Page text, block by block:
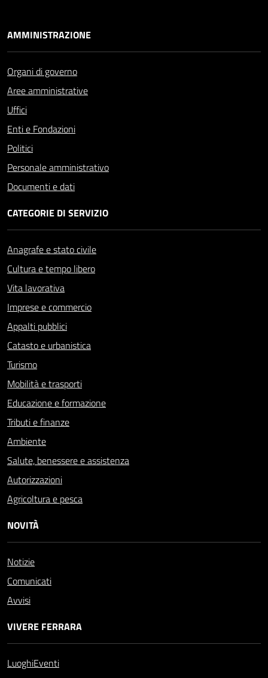
AMMINISTRAZIONE
Organi di governo
Aree amministrative
Uffici
Enti e Fondazioni
Politici
Personale amministrativo
Documenti e dati
CATEGORIE DI SERVIZIO
Anagrafe e stato civile
Cultura e tempo libero
Vita lavorativa
Imprese e commercio
Appalti pubblici
Catasto e urbanistica
Turismo
Mobilità e trasporti
Educazione e formazione
Tributi e finanze
Ambiente
Salute, benessere e assistenza
Autorizzazioni
Agricoltura e pesca
NOVITÀ
Notizie
Comunicati
Avvisi
VIVERE FERRARA
LuoghiEventi